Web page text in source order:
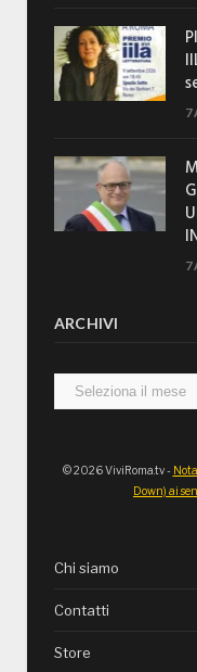
7
7
ARCHIVI
Archivi
© 2026 ViviRoma.tv -
Down) ai
Chi siamo
Contatti
Store